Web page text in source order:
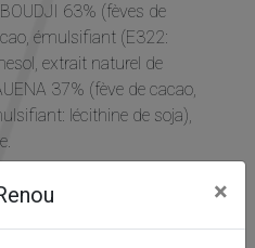
63% (fèves de
émulsifiant (E322:
extrait naturel de
37% (fève de cacao,
lécithine de soja),
aussi bien que
possible lors
de votre visite.
Si vous
refusez ces
cookies,
fonctionnalités
du site Web.
×